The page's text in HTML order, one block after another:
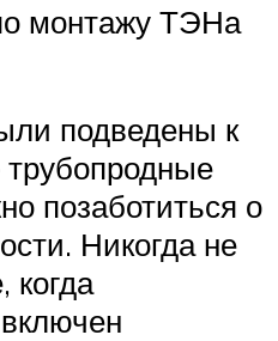
монтажу ТЭНа
подведены к
позаботиться о
Никогда не
когда